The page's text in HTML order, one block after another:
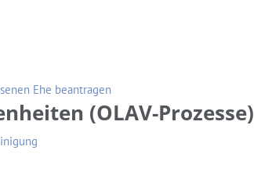
Ehe beantragen
(OLAV-Prozesse)